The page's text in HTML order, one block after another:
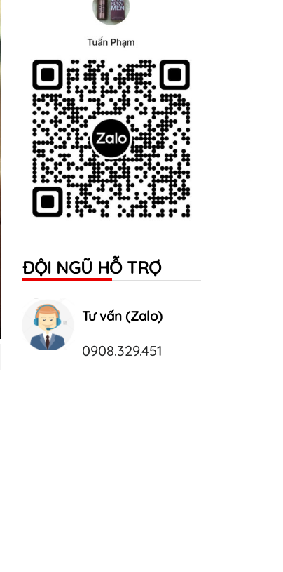
ĐỘI NGŨ HỖ TRỢ
Tư vấn (Zalo)
0908.329.451